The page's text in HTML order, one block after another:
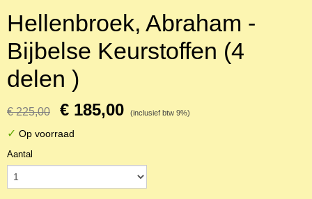
Hellenbroek, Abraham -
Bijbelse Keurstoffen (4
delen )
€ 225,00 € 185,00 (inclusief btw 9%)
✓ Op voorraad
Aantal